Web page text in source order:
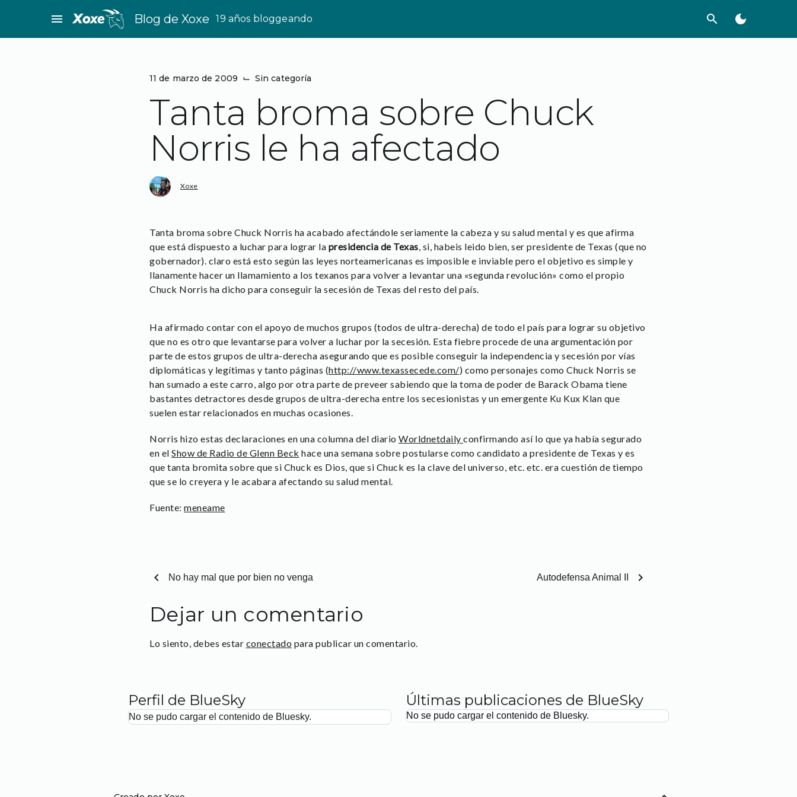
menu Blog de Xoxe 19 años bloggeando search dark_mode
11 de marzo de 2009 ⌙ Sin categoría
Tanta broma sobre Chuck
Norris le ha afectado
Xoxe
Tanta broma sobre Chuck Norris ha acabado afectándole seriamente la cabeza y su salud mental y es que afirma
que está dispuesto a luchar para lograr la presidencia de Texas, si, habeis leido bien, ser presidente de Texas (que no
gobernador). claro está esto según las leyes norteamericanas es imposible e inviable pero el objetivo es simple y
llanamente hacer un llamamiento a los texanos para volver a levantar una «segunda revolución» como el propio
Chuck Norris ha dicho para conseguir la secesión de Texas del resto del país.
Ha afirmado contar con el apoyo de muchos grupos (todos de ultra-derecha) de todo el país para lograr su objetivo
que no es otro que levantarse para volver a luchar por la secesión. Esta fiebre procede de una argumentación por
parte de estos grupos de ultra-derecha asegurando que es posible conseguir la independencia y secesión por vías
diplomáticas y legítimas y tanto páginas (http://www.texassecede.com/) como personajes como Chuck Norris se
han sumado a este carro, algo por otra parte de preveer sabiendo que la toma de poder de Barack Obama tiene
bastantes detractores desde grupos de ultra-derecha entre los secesionistas y un emergente Ku Kux Klan que
suelen estar relacionados en muchas ocasiones.
Norris hizo estas declaraciones en una columna del diario Worldnetdaily confirmando así lo que ya había segurado
en el Show de Radio de Glenn Beck hace una semana sobre postularse como candidato a presidente de Texas y es
que tanta bromita sobre que si Chuck es Dios, que si Chuck es la clave del universo, etc. etc. era cuestión de tiempo
que se lo creyera y le acabara afectando su salud mental.
Fuente: meneame
chevron_left No hay mal que por bien no venga Autodefensa Animal II chevron_right
Dejar un comentario
Lo siento, debes estar conectado para publicar un comentario.
Perfil de BlueSky
No se pudo cargar el contenido de Bluesky.
Últimas publicaciones de BlueSky
No se pudo cargar el contenido de Bluesky.